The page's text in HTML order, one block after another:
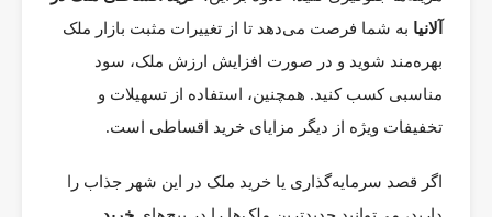
آلانیا به شما فرصت می‌دهد تا از تغییرات مثبت بازار ملک
بهره‌مند شوید و در صورت افزایش ارزش ملک، سود
مناسبی کسب کنید. همچنین، استفاده از تسهیلات و
تخفیفات ویژه از دیگر مزایای خرید اقساطی است.
اگر قصد سرمایه‌گذاری یا خرید ملک در این شهر جذاب را